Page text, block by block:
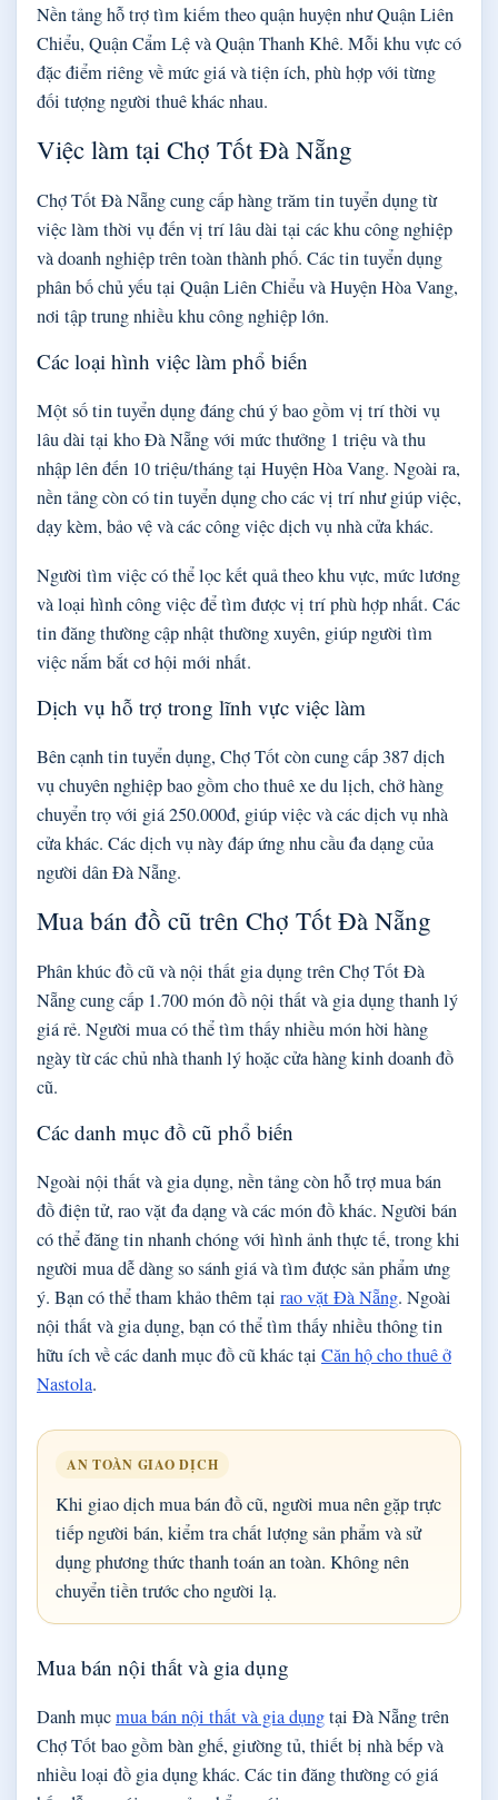
Nền tảng hỗ trợ tìm kiếm theo quận huyện như Quận Liên
Chiểu, Quận Cẩm Lệ và Quận Thanh Khê. Mỗi khu vực có
đặc điểm riêng về mức giá và tiện ích, phù hợp với từng
đối tượng người thuê khác nhau.
Việc làm tại Chợ Tốt Đà Nẵng
Chợ Tốt Đà Nẵng cung cấp hàng trăm tin tuyển dụng từ
việc làm thời vụ đến vị trí lâu dài tại các khu công nghiệp
và doanh nghiệp trên toàn thành phố. Các tin tuyển dụng
phân bố chủ yếu tại Quận Liên Chiểu và Huyện Hòa Vang,
nơi tập trung nhiều khu công nghiệp lớn.
Các loại hình việc làm phổ biến
Một số tin tuyển dụng đáng chú ý bao gồm vị trí thời vụ
lâu dài tại kho Đà Nẵng với mức thưởng 1 triệu và thu
nhập lên đến 10 triệu/tháng tại Huyện Hòa Vang. Ngoài ra,
nền tảng còn có tin tuyển dụng cho các vị trí như giúp việc,
dạy kèm, bảo vệ và các công việc dịch vụ nhà cửa khác.
Người tìm việc có thể lọc kết quả theo khu vực, mức lương
và loại hình công việc để tìm được vị trí phù hợp nhất. Các
tin đăng thường cập nhật thường xuyên, giúp người tìm
việc nắm bắt cơ hội mới nhất.
Dịch vụ hỗ trợ trong lĩnh vực việc làm
Bên cạnh tin tuyển dụng, Chợ Tốt còn cung cấp 387 dịch
vụ chuyên nghiệp bao gồm cho thuê xe du lịch, chở hàng
chuyển trọ với giá 250.000đ, giúp việc và các dịch vụ nhà
cửa khác. Các dịch vụ này đáp ứng nhu cầu đa dạng của
người dân Đà Nẵng.
Mua bán đồ cũ trên Chợ Tốt Đà Nẵng
Phân khúc đồ cũ và nội thất gia dụng trên Chợ Tốt Đà
Nẵng cung cấp 1.700 món đồ nội thất và gia dụng thanh lý
giá rẻ. Người mua có thể tìm thấy nhiều món hời hàng
ngày từ các chủ nhà thanh lý hoặc cửa hàng kinh doanh đồ
cũ.
Các danh mục đồ cũ phổ biến
Ngoài nội thất và gia dụng, nền tảng còn hỗ trợ mua bán
đồ điện tử, rao vặt đa dạng và các món đồ khác. Người bán
có thể đăng tin nhanh chóng với hình ảnh thực tế, trong khi
người mua dễ dàng so sánh giá và tìm được sản phẩm ưng
ý. Bạn có thể tham khảo thêm tại rao vặt Đà Nẵng. Ngoài
nội thất và gia dụng, bạn có thể tìm thấy nhiều thông tin
hữu ích về các danh mục đồ cũ khác tại Căn hộ cho thuê ở
Nastola.
AN TOÀN GIAO DỊCH
Khi giao dịch mua bán đồ cũ, người mua nên gặp trực
tiếp người bán, kiểm tra chất lượng sản phẩm và sử
dụng phương thức thanh toán an toàn. Không nên
chuyển tiền trước cho người lạ.
Mua bán nội thất và gia dụng
Danh mụcmua bán nội thất và gia dụngtại Đà Nẵng trên
Chợ Tốt bao gồm bàn ghế, giường tủ, thiết bị nhà bếp và
nhiều loại đồ gia dụng khác. Các tin đăng thường có giá